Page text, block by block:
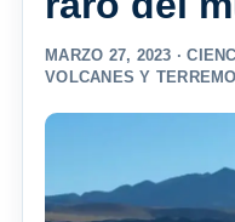
MARZO 27, 2023 ·
VOLCANES Y